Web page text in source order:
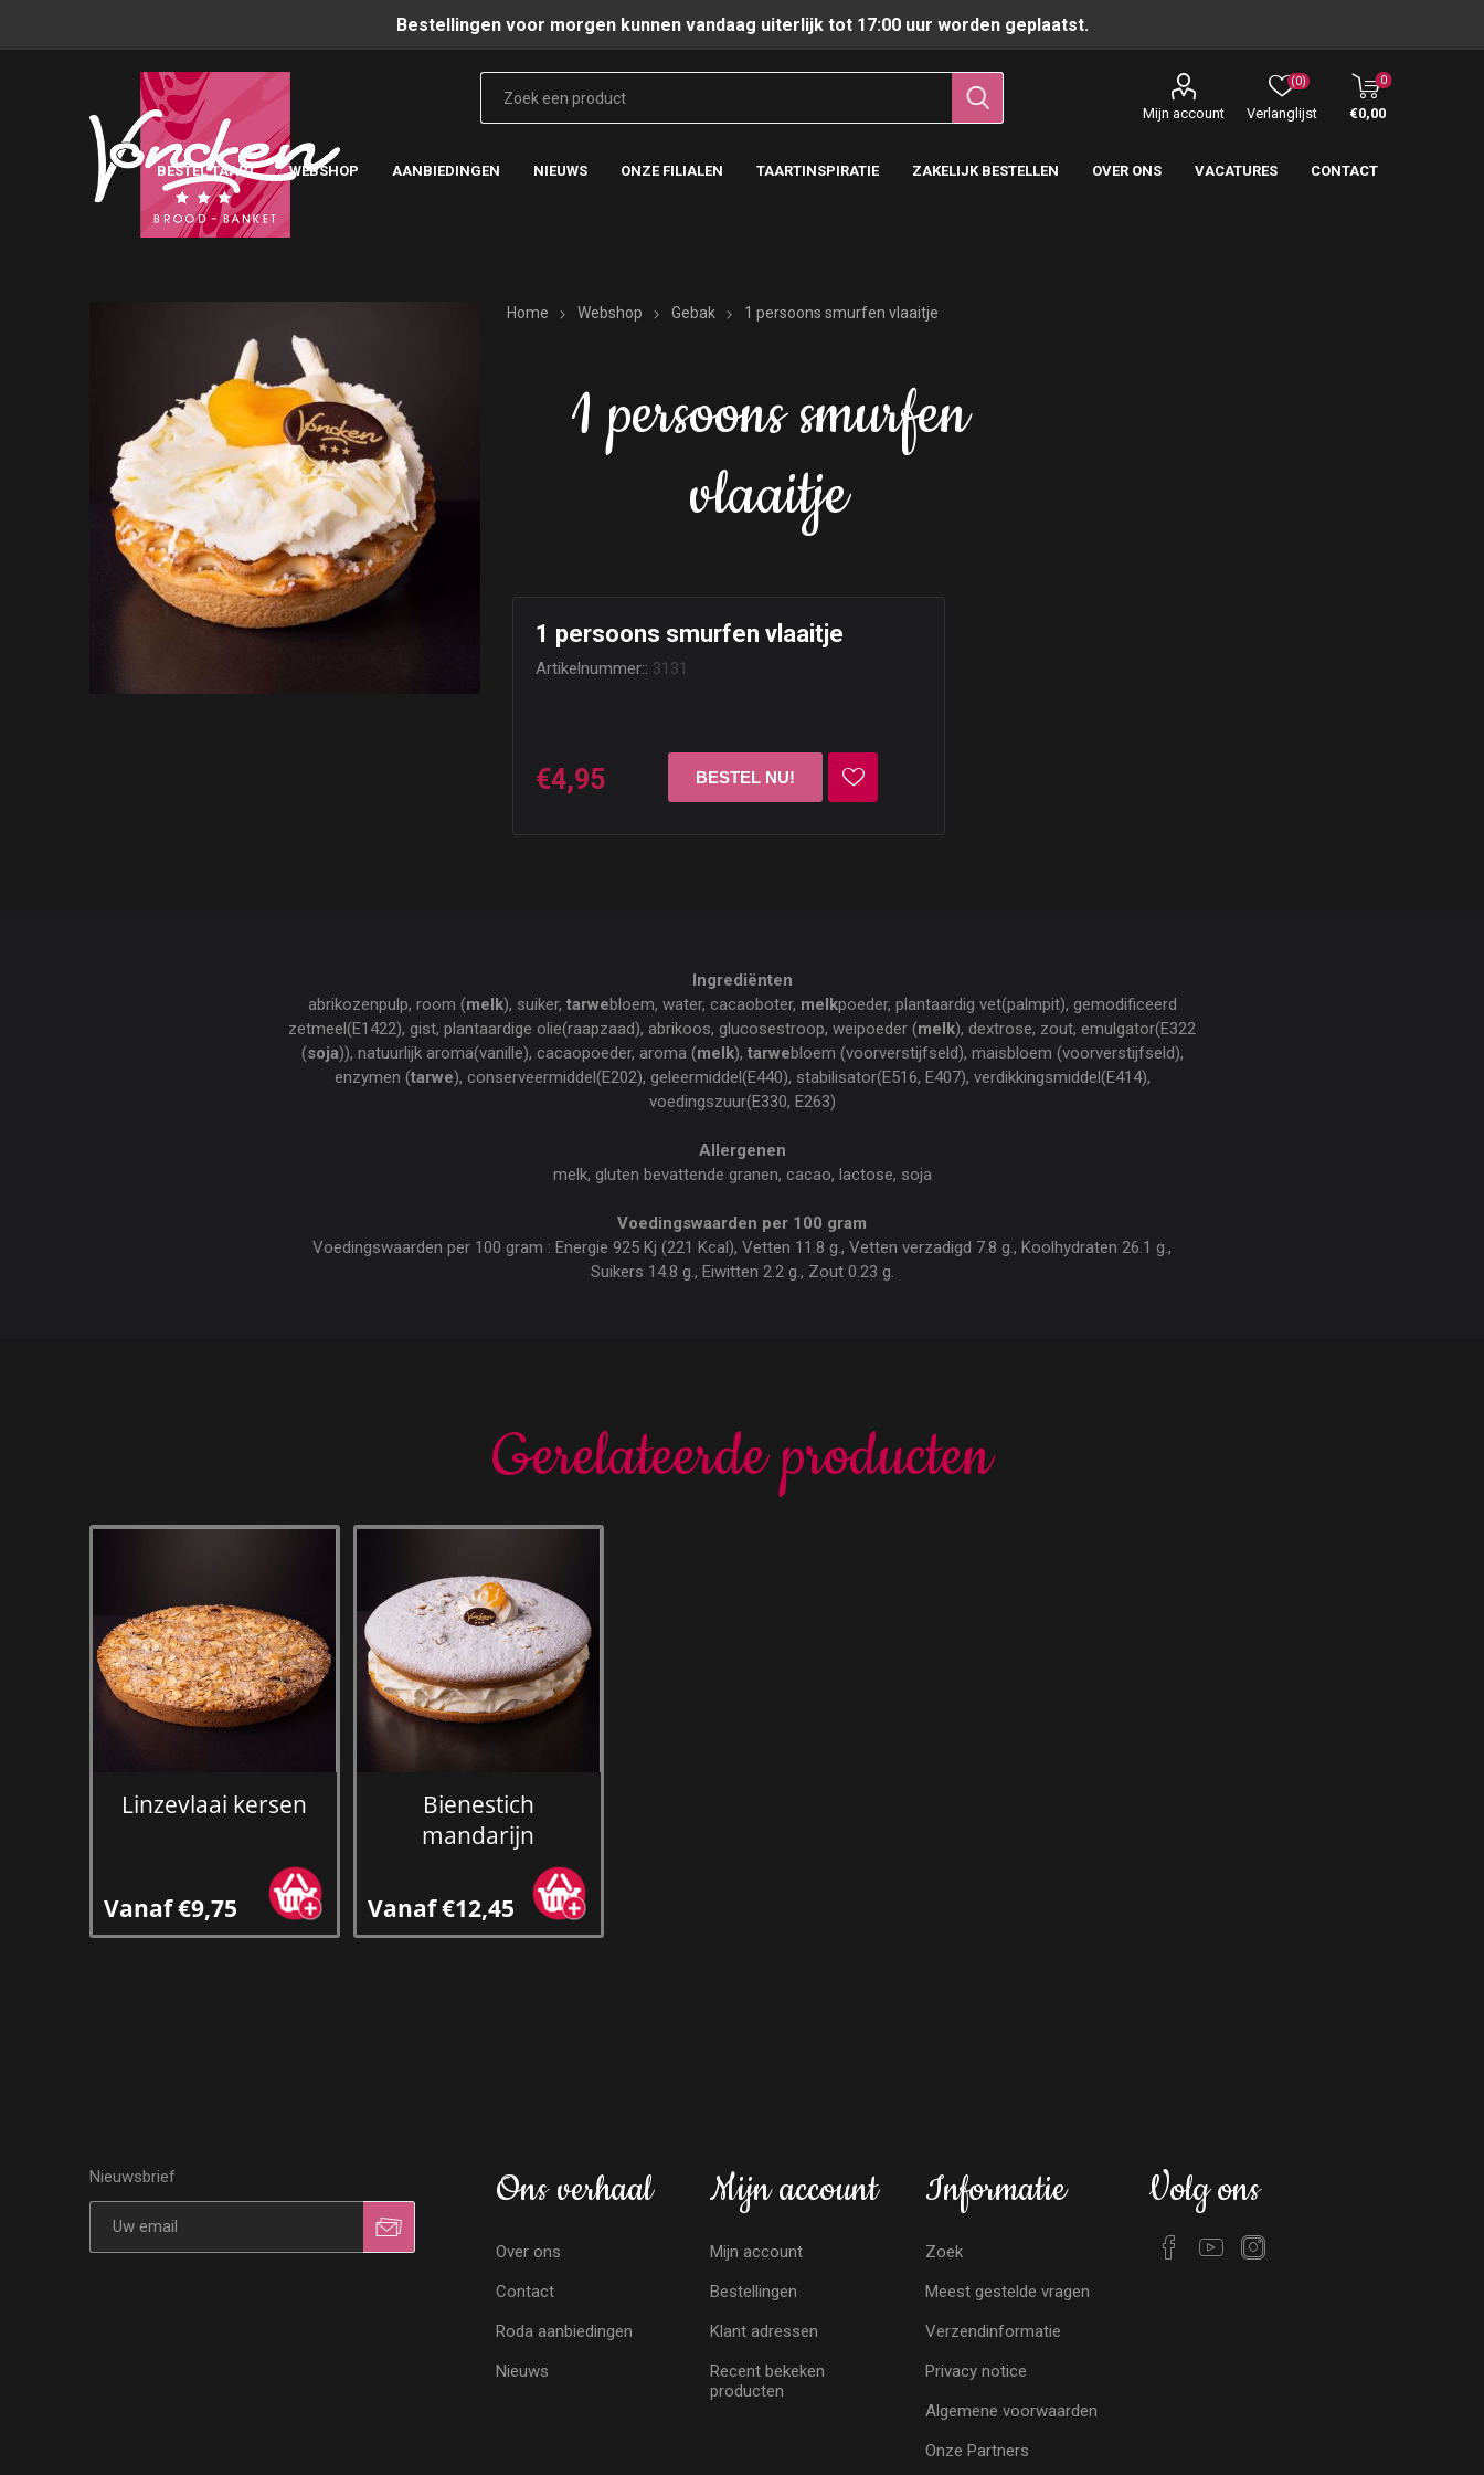
Bestellingen voor morgen kunnen vandaag uiterlijk tot 17:00 uur worden geplaatst.
Mijn account Verlanglijst
(0) 0
€0,00
BESTEL TAART WEBSHOP AANBIEDINGEN NIEUWS ONZE FILIALEN TAARTINSPIRATIE ZAKELIJK BESTELLEN OVER ONS VACATURES CONTACT
Home Webshop Gebak 1 persoons smurfen vlaaitje
1 persoons smurfen
vlaaitje
1 persoons smurfen vlaaitje
Artikelnummer:: 3131
€4,95
Ingrediënten
abrikozenpulp, room (melk), suiker, tarwebloem, water, cacaoboter, melkpoeder, plantaardig vet(palmpit), gemodificeerd
zetmeel(E1422), gist, plantaardige olie(raapzaad), abrikoos, glucosestroop, weipoeder (melk), dextrose, zout, emulgator(E322
(soja)), natuurlijk aroma(vanille), cacaopoeder, aroma (melk), tarwebloem (voorverstijfseld), maisbloem (voorverstijfseld),
enzymen (tarwe), conserveermiddel(E202), geleermiddel(E440), stabilisator(E516, E407), verdikkingsmiddel(E414),
voedingszuur(E330, E263)
Allergenen
melk, gluten bevattende granen, cacao, lactose, soja
Voedingswaarden per 100 gram
Voedingswaarden per 100 gram : Energie 925 Kj (221 Kcal), Vetten 11.8 g., Vetten verzadigd 7.8 g., Koolhydraten 26.1 g.,
Suikers 14.8 g., Eiwitten 2.2 g., Zout 0.23 g.
Gerelateerde producten
Linzevlaai kersen
Vanaf €9,75
Bienestich
mandarijn
Vanaf €12,45
Nieuwsbrief Ons verhaal
Over ons
Contact
Roda aanbiedingen
Nieuws
Mijn account
Mijn account
Bestellingen
Klant adressen
Recent bekeken
producten
Informatie
Zoek
Meest gestelde vragen
Verzendinformatie
Privacy notice
Algemene voorwaarden
Onze Partners
Volg ons